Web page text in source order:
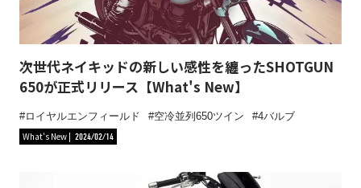
次世代ネイキッドの新しい感性を纏ったSHOTGUN
650が正式リリース【What's New】
ロイヤルエンフィールド 空冷並列650ツイン
4バルブ
What's New
2024/02/14